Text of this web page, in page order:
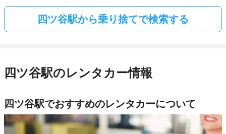
四ツ谷駅から乗り捨てで検索する
四ツ谷駅のレンタカー情報
四ツ谷駅でおすすめのレンタカーについて